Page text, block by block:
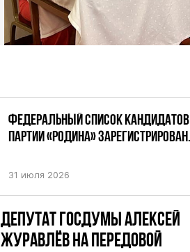
ФЕДЕРАЛЬНЫЙ СПИСОК КАНДИДАТОВ
ПАРТИИ «РОДИНА» ЗАРЕГИСТРИРОВАН
31 июля 2026
ДЕПУТАТ ГОСДУМЫ АЛЕКСЕЙ
ЖУРАВЛЁВ НА ПЕРЕДОВОЙ